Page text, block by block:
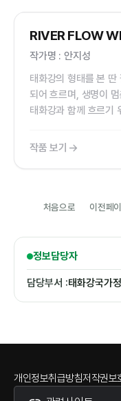
국내외 초청작가정원
RIVER FLOW
작가명 : 안지성
태화강의 형태를 본 딴
되어 흐르며, 생명이
태화강과 함께 흐르기
작품 보기
처음으로 이전페
정보담당자
담당부서 :태화강국가
개인정보취급방침저작권보